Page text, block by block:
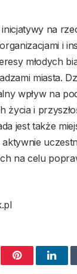
na
i
młodych
miasta.
wpływ na
życia i
jest także
aktywnie
na celu
Pinterest